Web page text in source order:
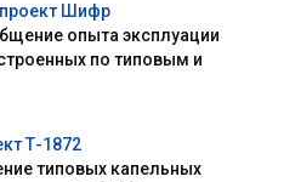
проект Шифр
опыта эксплуации
по типовым и
Т-1872
типовых капельных